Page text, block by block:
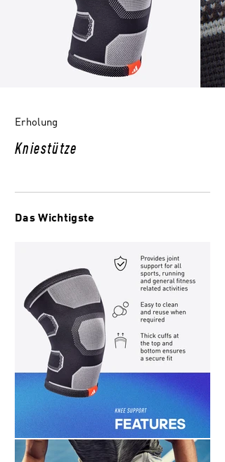
Erholung
Kniestütze
Das Wichtigste